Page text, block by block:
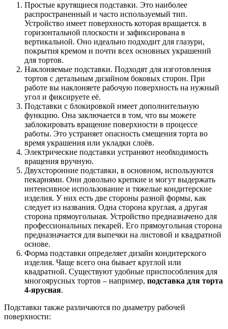
Простые крутящиеся подставки. Это наиболее
распространенный и часто используемый тип.
Устройство имеет поверхность которая вращается. в
горизонтальной плоскости и зафиксирована в
вертикальной. Оно идеально подходит для глазури,
покрытия кремом и почти всех основных украшений
для тортов.
Наклоняемые подставки. Подходят для изготовления
тортов с детальным дизайном боковых сторон. При
работе вы наклоняете рабочую поверхность на нужный
угол и фиксируете её.
Подставки с блокировкой имеет дополнительную
функцию. Она заключается в том, что вы можете
заблокировать вращение поверхности в процессе
работы. Это устраняет опасность смещения торта во
время украшения или укладки слоёв.
Электрические подставки устраняют необходимость
вращения вручную.
Двухсторонние подставки, в основном, используются
пекарнями. Они довольно крепкие и могут выдержать
интенсивное использование и тяжелые кондитерские
изделия. У них есть две стороны разной формы, как
следует из названия. Одна сторона круглая, а другая
сторона прямоугольная. Устройство предназначено для
профессиональных пекарей. Его прямоугольная сторона
предназначается для выпечки на листовой и квадратной
основе.
Форма подставки определяет дизайн кондитерского
изделия. Чаще всего она бывает круглой или
квадратной. Существуют удобные приспособления для
многоярусных тортов – например, подставка для торта
4-ярусная.
Подставки также различаются по диаметру рабочей
поверхности: